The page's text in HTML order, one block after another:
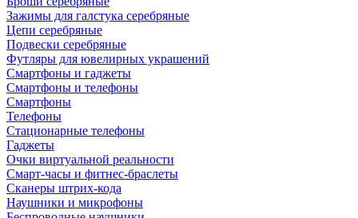
Зажимы для галстука серебряные
Цепи серебряные
Подвески серебряные
Футляры для ювелирных украшений
Смартфоны и гаджеты
Смартфоны и телефоны
Смартфоны
Телефоны
Стационарные телефоны
Гаджеты
Очки виртуальной реальности
Смарт-часы и фитнес-браслеты
Сканеры штрих-кода
Наушники и микрофоны